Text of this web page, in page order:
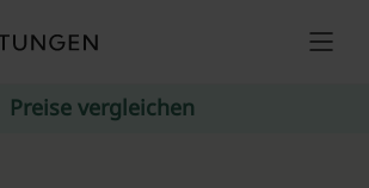
Preise vergleichen